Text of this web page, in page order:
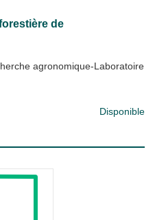
de
agronomique-Laboratoire
Disponible